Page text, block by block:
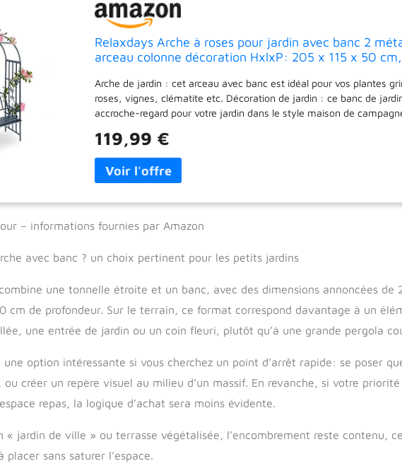
Relaxdays Arche à roses pour jardin avec banc 2
arceau colonne décoration HxlxP: 205 x 115 x 50
Arche de jardin : cet arceau avec banc est idéal pour vos plantes
roses, vignes, clématite etc. Décoration de jardin : ce banc de
accroche-regard pour votre jardin dans le style maison de
pour votre jardin, balcon, terrasse Pour deux : le banc offre de la
mesure HxlxP : 205 x 115 x 50 cm – Les plantes sur l’arche feront
Moment romantique : profitez d’une nuit étoilée sur ce banc –
guirlande lumineuse pour une ambiance agréable
119,99 €
– informations fournies par Amazon
avec banc ? un choix pertinent pour les petits jardins
une tonnelle étroite et un banc, avec des dimensions annoncées de
cm de profondeur. Sur le terrain, ce format correspond davantage à un
une entrée de jardin ou un coin fleuri, plutôt qu’à une grande pergola
option intéressante si vous cherchez un point d’arrêt rapide: se poser
créer un repère visuel au milieu d’un massif. En revanche, si votre
repas, la logique d’achat sera moins évidente.
« jardin de ville » ou terrasse végétalisée, l’encombrement reste contenu,
placer sans saturer l’espace.